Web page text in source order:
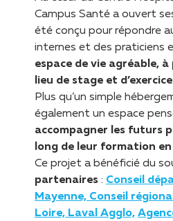
Campus Santé a ouvert
été conçu pour répondre
internes et des praticiens
espace de vie agréable,
lieu de stage et d’exercice.
Plus qu’un simple
également un espace
accompagner les futurs
long de leur formation
Ce projet a bénéficié du
partenaires : Conseil
Mayenne, Conseil
Loire, Laval Agglo,